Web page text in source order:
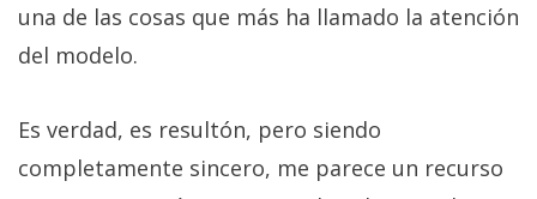
una de las cosas que más ha llamado la atención
del modelo.
Es verdad, es resultón, pero siendo
completamente sincero, me parece un recurso